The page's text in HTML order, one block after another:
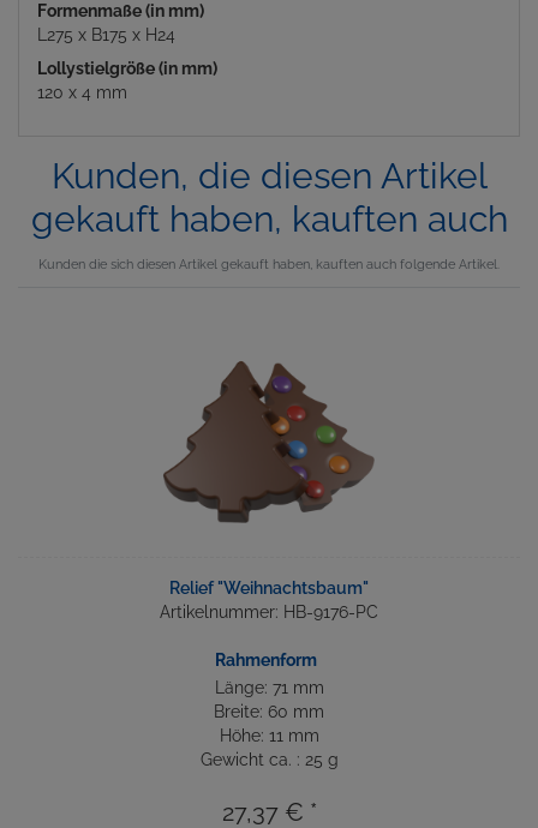
Formenmaße (in mm)
L275 x B175 x H24
Lollystielgröße (in mm)
120 x 4 mm
Kunden, die diesen Artikel
gekauft haben, kauften auch
Kunden die sich diesen Artikel gekauft haben, kauften auch folgende Artikel.
Relief "Weihnachtsbaum"
Artikelnummer: HB-9176-PC
Rahmenform
Länge: 71 mm
Breite: 60 mm
Höhe: 11 mm
Gewicht ca. : 25 g
27,37 € *